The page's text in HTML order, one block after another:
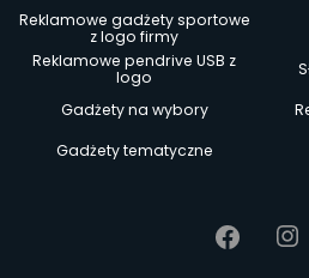
Reklamowe gadżety sportowe
z logo firmy
Reklamowe pendrive USB z
logo
Gadżety na wybory
Gadżety tematyczne